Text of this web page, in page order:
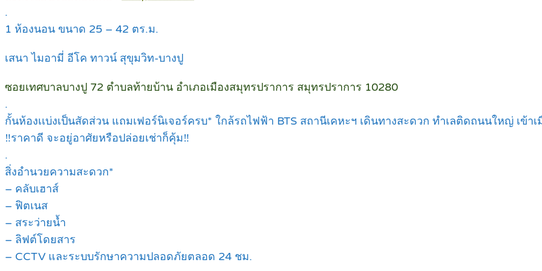
.
1 ห้องนอน ขนาด 25 – 42 ตร.ม.
เสนา ไมอามี่ อีโค ทาวน์ สุขุมวิท-บางปู
ซอยเทศบาลบางปู 72 ตำบลท้ายบ้าน อำเภอเมืองสมุทรปราการ สมุทรปราการ 10280
.
กั้นห้องเเบ่งเป็นสัดส่วน แถมเฟอร์นิเจอร์ครบ* ใกล้รถไฟฟ้า BTS สถานีเคหะฯ เดินทางสะดวก ทำเลติดถนนใหญ่ เข้าเ
‼ราคาดี จะอยู่อาศัยหรือปล่อยเช่าก็คุ้ม‼
.
สิ่งอำนวยความสะดวก*
– คลับเฮาส์
– ฟิตเนส
– สระว่ายน้ำ
– ลิฟต์โดยสาร
– CCTV และระบบรักษาความปลอดภัยตลอด 24 ชม.